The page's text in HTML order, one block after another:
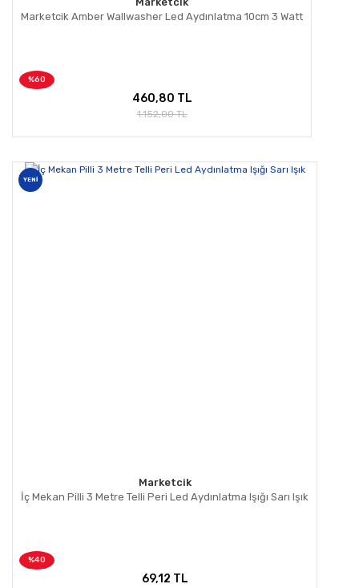
Marketcik Amber Wallwasher Led Aydınlatma 10cm 3 Watt
%60
460,80 TL
1.152,00 TL
YENİ
Marketcik
İç Mekan Pilli 3 Metre Telli Peri Led Aydınlatma Işığı Sarı Işık
%40
69,12 TL